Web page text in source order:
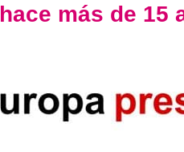
hace más de 15